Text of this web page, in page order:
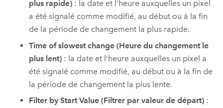
plus rapide) : la date et l’heure auxquelles un pixel
a été signalé comme modifié, au début ou à la fin
de la période de changement la plus rapide.
Time of slowest change (Heure du changement le
plus lent) : la date et l’heure auxquelles un pixel a
été signalé comme modifié, au début ou à la fin de
la période de changement la plus lente.
Filter by Start Value (Filtrer par valeur de départ) :